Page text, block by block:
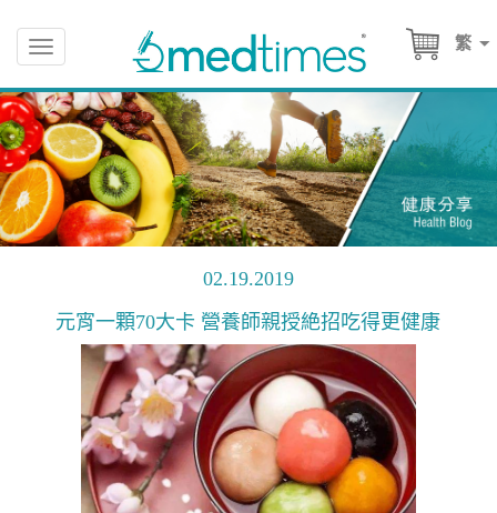
繁
Toggle
navigation
02.19.2019
元宵一顆70大卡 營養師親授絶招吃得更健康